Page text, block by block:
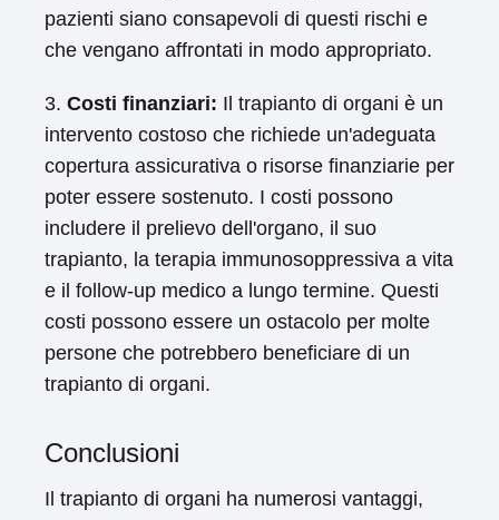
pazienti siano consapevoli di questi rischi e
che vengano affrontati in modo appropriato.
3. Costi finanziari: Il trapianto di organi è un
intervento costoso che richiede un'adeguata
copertura assicurativa o risorse finanziarie per
poter essere sostenuto. I costi possono
includere il prelievo dell'organo, il suo
trapianto, la terapia immunosoppressiva a vita
e il follow-up medico a lungo termine. Questi
costi possono essere un ostacolo per molte
persone che potrebbero beneficiare di un
trapianto di organi.
Conclusioni
Il trapianto di organi ha numerosi vantaggi,